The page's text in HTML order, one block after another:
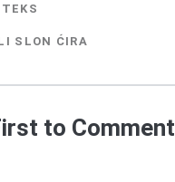
SLON ĆIRA
to Comment